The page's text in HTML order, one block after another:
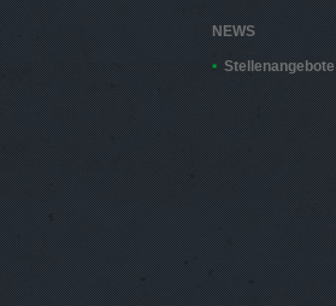
NEWS
Stellenangebote